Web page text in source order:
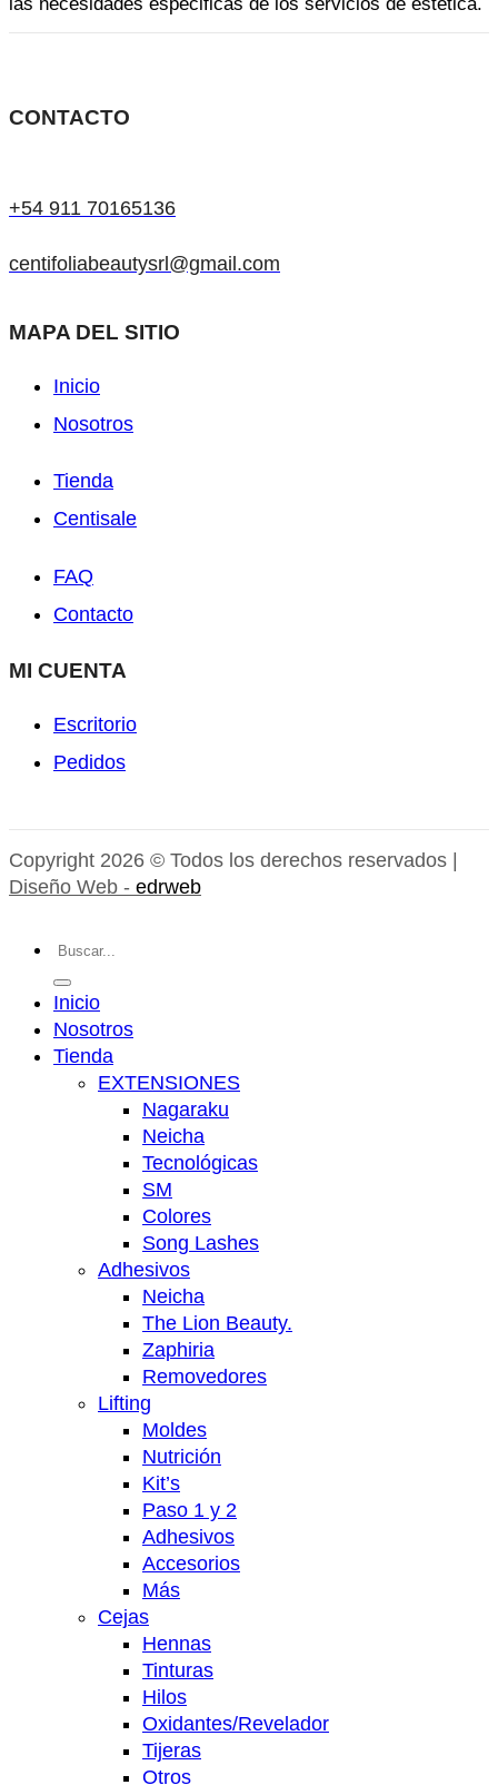
CONTACTO
+54 911 70165136
centifoliabeautysrl@gmail.com
MAPA DEL SITIO
Inicio
Nosotros
Tienda
Centisale
FAQ
Contacto
MI CUENTA
Escritorio
Pedidos
Copyright 2026 © Todos los derechos reservados |
Diseño Web - edrweb
Buscar
por:
Inicio
Nosotros
Tienda
EXTENSIONES
Nagaraku
Neicha
Tecnológicas
SM
Colores
Song Lashes
Adhesivos
Neicha
The Lion Beauty.
Zaphiria
Removedores
Lifting
Moldes
Nutrición
Kit’s
Paso 1 y 2
Adhesivos
Accesorios
Más
Cejas
Hennas
Tinturas
Hilos
Oxidantes/Revelador
Tijeras
Otros